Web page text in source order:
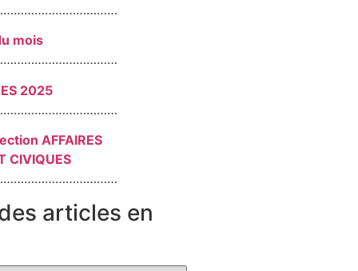
mois
2025
AFFAIRES
CIVIQUES
articles en